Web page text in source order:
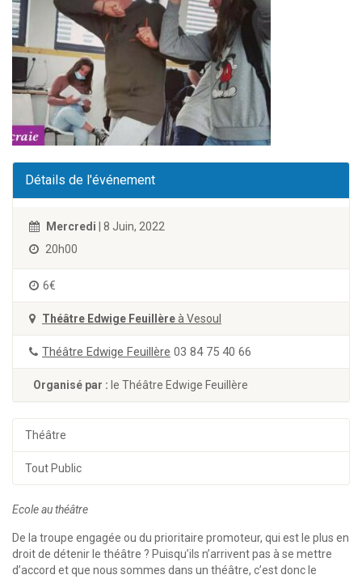
Détails de l'événement
Mercredi | 8 Juin, 2022
20h00
6€
Théâtre Edwige Feuillèreà Vesoul
Théâtre Edwige Feuillère 03 84 75 40 66
Organisé par : le Théâtre Edwige Feuillère
Théâtre
Tout Public
Ecole au théâtre
De la troupe engagée ou du prioritaire promoteur, qui est le plus en
droit de détenir le théâtre ? Puisqu’ils n’arrivent pas à se mettre
d’accord et que nous sommes dans un théâtre, c’est donc le